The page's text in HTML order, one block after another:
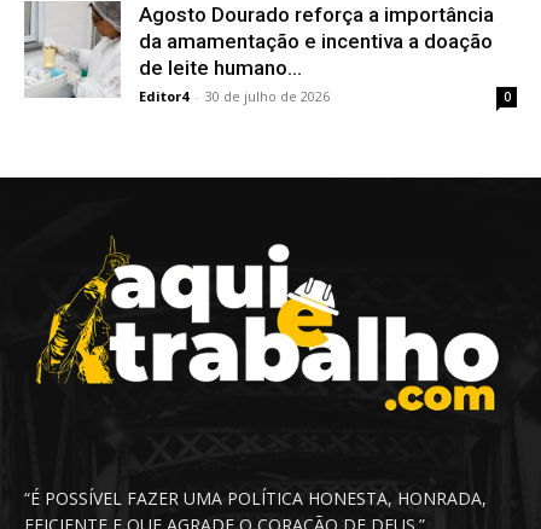
Agosto Dourado reforça a importância
da amamentação e incentiva a doação
de leite humano...
Editor4 - 30 de julho de 2026 0
“É POSSÍVEL FAZER UMA POLÍTICA HONESTA, HONRADA,
EFICIENTE E QUE AGRADE O CORAÇÃO DE DEUS.”